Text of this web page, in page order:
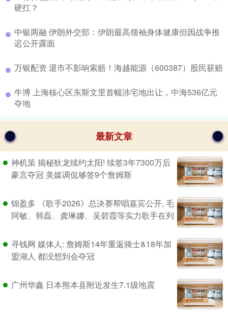
硬扛？
​中银两融 伊朗外交部：伊朗最高领袖身体健康但因战争推
迟公开露面
​万银配资 退市不影响索赔！海越能源（600387）股民获赔
​牛博 上海核心区东斯文里首幅涉宅地出让，中海536亿元
夺地
最新文章
神机策 揭秘狄龙续约太阳! 续签3年7300万后
豪言夺冠 美媒调侃够签9个詹姆斯
锦盈多 《歌手2026》总决赛帮唱嘉宾公开, 毛
阿敏、韩磊、龚琳娜、吴碧霞等实力歌手在列
寻钱网 媒体人: 詹姆斯14年重返骑士&18年加
盟湖人 都没想到会夺冠
广州华鑫 日本熊本县附近发生7.1级地震